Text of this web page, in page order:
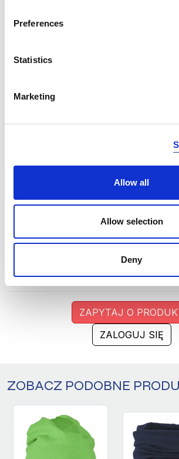
Preferences
Statistics
Marketing
Allow all
Allow selection
Deny
PINK
SKY BLUE
od ręki. Mag. Centralny — stan
charakter orientacyjny.
Mag. Poznań
ONE SIZE 0
ZALOGUJ SIĘ
ZAPYTAJ O
ZOBACZ PODOBNE